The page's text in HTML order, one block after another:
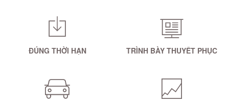
ĐÚNG THỜI HẠN TRÌNH BÀY THUYẾT PHỤC